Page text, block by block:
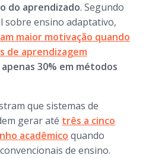
do aprendizado. Segundo
sobre ensino adaptativo,
maior motivação quando
de aprendizagem
30% em métodos
que sistemas de
gerar até três a cinco
acadêmico quando
de ensino.